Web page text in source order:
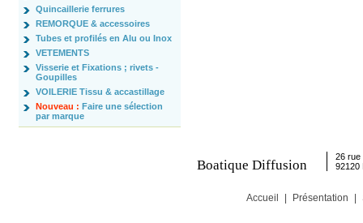
Quincaillerie ferrures
REMORQUE & accessoires
Tubes et profilés en Alu ou Inox
VETEMENTS
Visserie et Fixations ; rivets -
Goupilles
VOILERIE Tissu & accastillage
Nouveau : Faire une sélection
par marque
Boatique Diffusion
26 rue
92120
Accueil Présentation